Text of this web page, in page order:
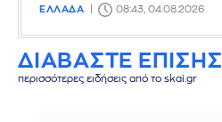
ΕΛΛΑΔΑ 08:43, 04.08.2026
ΔΙΑΒΑΣΤΕ ΕΠΙΣΗΣ
περισσότερες ειδήσεις από το skai.gr